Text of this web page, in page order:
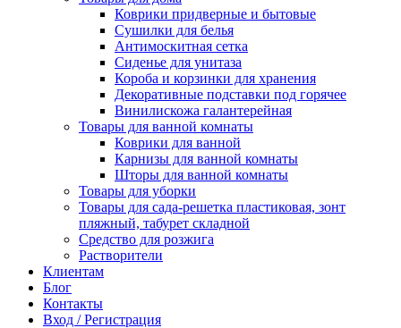
Коврики придверные и бытовые
Сушилки для белья
Антимоскитная сетка
Сиденье для унитаза
Короба и корзинки для хранения
Декоративные подставки под горячее
Винилискожа галантерейная
Товары для ванной комнаты
Коврики для ванной
Карнизы для ванной комнаты
Шторы для ванной комнаты
Товары для уборки
Товары для сада-решетка пластиковая, зонт
пляжный, табурет складной
Средство для розжига
Растворители
Клиентам
Блог
Контакты
Вход / Регистрация